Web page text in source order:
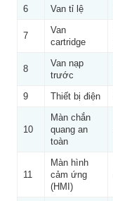
6 Van tỉ lệ
7
Van
cartridge
8
Van nạp
trước
9 Thiết bị điện
10
Màn chắn
quang an
toàn
11
Màn hình
cảm ứng
(HMI)